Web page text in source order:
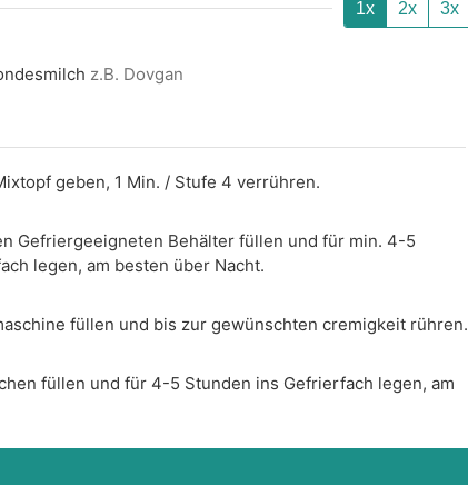
1x 2x 3x
z.B. Dovgan
geben, 1 Min. / Stufe 4 verrühren.
Gefriergeeigneten Behälter füllen und für min. 4-5
legen, am besten über Nacht.
füllen und bis zur gewünschten cremigkeit rühren.
füllen und für 4-5 Stunden ins Gefrierfach legen, am